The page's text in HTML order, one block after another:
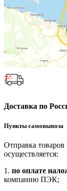
Доставка по
Пункты самовывоза
Отправка
осуществляется:
1. по оплате
компанию ПЭК;